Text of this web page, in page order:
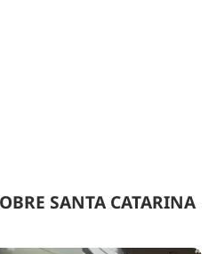
SANTA CATARINA